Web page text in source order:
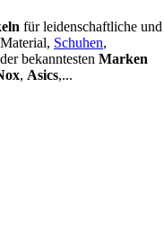
für leidenschaftliche und
Schuhen,
bekanntesten Marken
, Asics,...